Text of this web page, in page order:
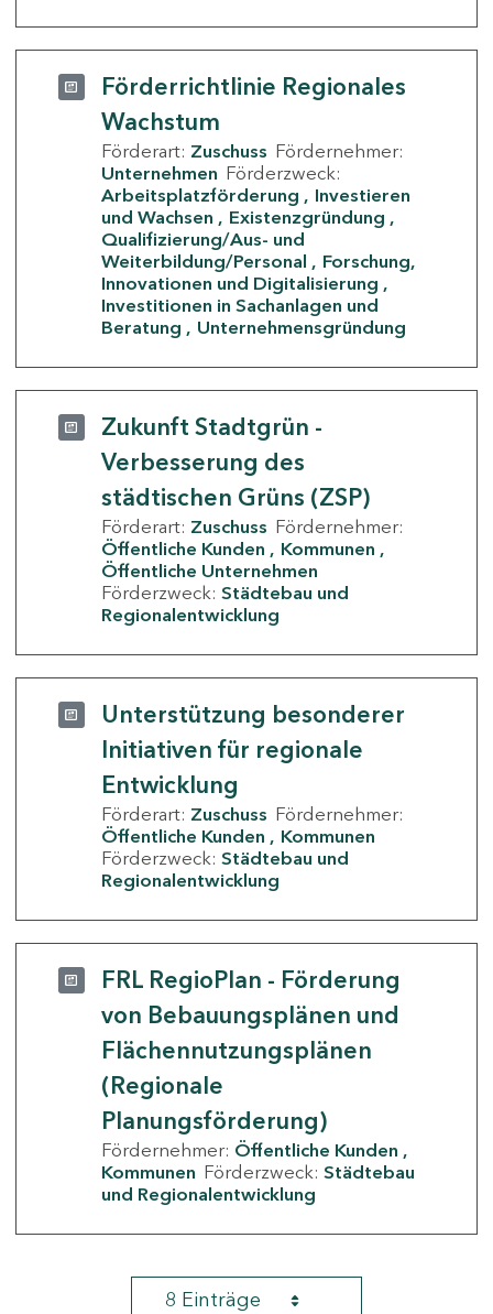
Förderrichtlinie Regionales
Wachstum
Förderart: Zuschuss Fördernehmer:
Unternehmen Förderzweck:
Arbeitsplatzförderung
Investieren
und Wachsen
Existenzgründung
Qualifizierung/Aus- und
Weiterbildung/Personal
Forschung,
Innovationen und Digitalisierung
Investitionen in Sachanlagen und
Beratung
Unternehmensgründung
Zukunft Stadtgrün -
Verbesserung des
städtischen Grüns (ZSP)
Förderart: Zuschuss Fördernehmer:
Öffentliche Kunden
Kommunen
Öffentliche Unternehmen
Förderzweck: Städtebau und
Regionalentwicklung
Unterstützung besonderer
Initiativen für regionale
Entwicklung
Förderart: Zuschuss Fördernehmer:
Öffentliche Kunden
Kommunen
Förderzweck: Städtebau und
Regionalentwicklung
FRL RegioPlan - Förderung
von Bebauungsplänen und
Flächennutzungsplänen
(Regionale
Planungsförderung)
Fördernehmer: Öffentliche Kunden
Kommunen Förderzweck: Städtebau
und Regionalentwicklung
8 Einträge